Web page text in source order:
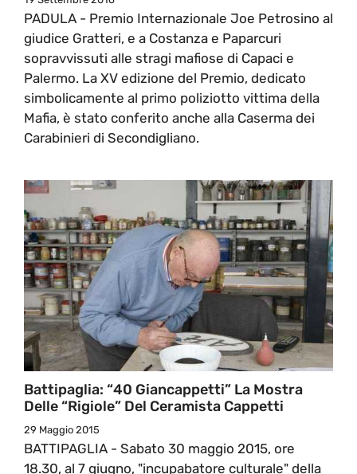
PADULA - Premio Internazionale Joe Petrosino al
giudice Gratteri, e a Costanza e Paparcuri
sopravvissuti alle stragi mafiose di Capaci e
Palermo. La XV edizione del Premio, dedicato
simbolicamente al primo poliziotto vittima della
Mafia, è stato conferito anche alla Caserma dei
Carabinieri di Secondigliano.
Battipaglia: “40 Giancappetti” La Mostra
Delle “rigiole” Del Ceramista Cappetti
29 Maggio 2015
BATTIPAGLIA - Sabato 30 maggio 2015, ore
18.30, al 7 giugno, "incupabatore culturale" della